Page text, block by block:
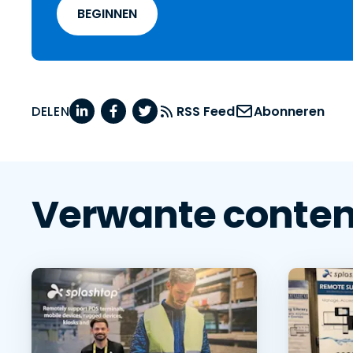
BEGINNEN
DELEN RSS Feed Abonneren
Verwante